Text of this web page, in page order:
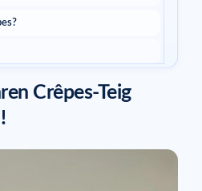
Crêpes-Teig